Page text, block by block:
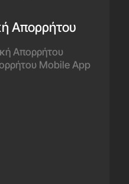
Απορρήτου
Απορρήτου
Mobile App